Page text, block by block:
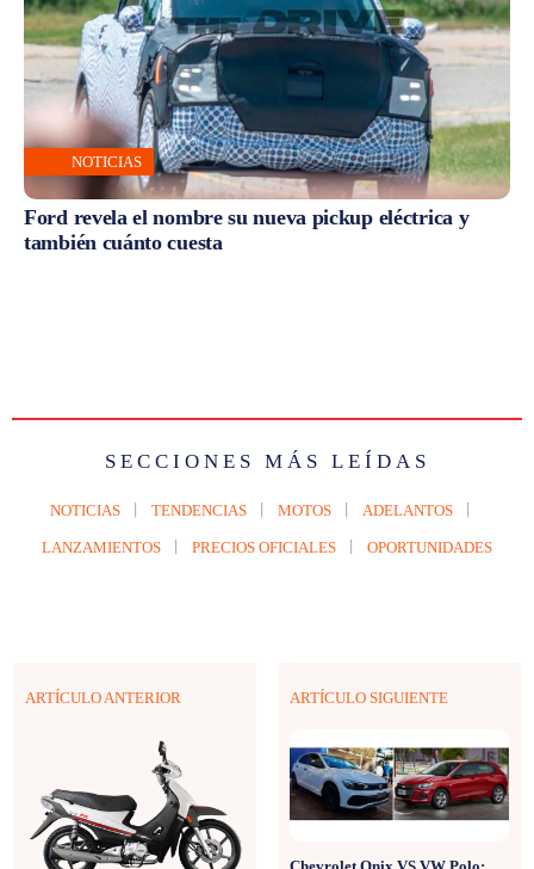
NOTICIAS
Ford revela el nombre su nueva pickup eléctrica y
también cuánto cuesta
SECCIONES MÁS LEÍDAS
NOTICIAS TENDENCIAS MOTOS ADELANTOS
LANZAMIENTOS PRECIOS OFICIALES OPORTUNIDADES
ARTÍCULO ANTERIOR ARTÍCULO SIGUIENTE